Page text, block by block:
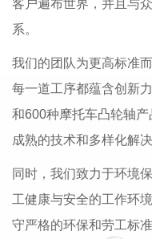
客户遍布世界，并且与
系。
我们的团队为更高标准
每一道工序都蕴含创新
和600种摩托车凸轮轴
成熟的技术和多样化解
同时，我们致力于环境
工健康与安全的工作环
守严格的环保和劳工标